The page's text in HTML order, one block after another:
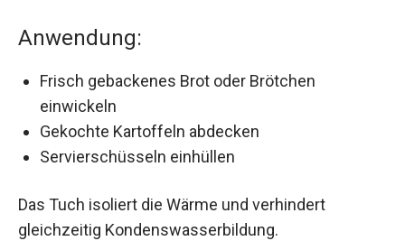
Anwendung:
Frisch gebackenes Brot oder Brötchen
einwickeln
Gekochte Kartoffeln abdecken
Servierschüsseln einhüllen
Das Tuch isoliert die Wärme und verhindert
gleichzeitig Kondenswasserbildung.